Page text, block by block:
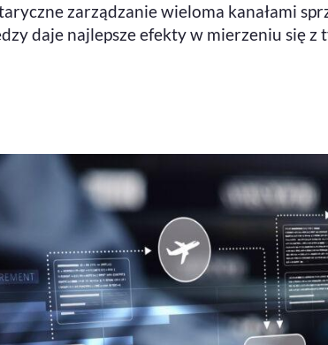
zarządzanie wieloma kanałami
daje najlepsze efekty w mierzeniu się z